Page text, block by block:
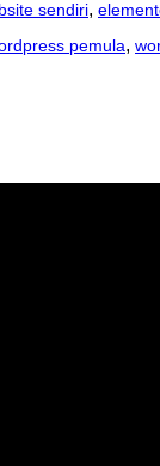
sendiri,
pemula,